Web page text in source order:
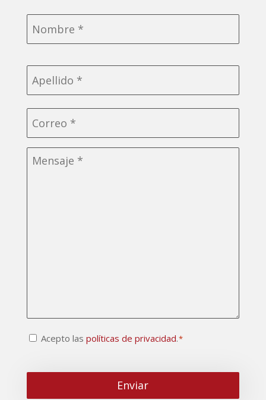
electrónico
título
Consentimiento
Acepto las políticas de privacidad.*
CAPTCHA